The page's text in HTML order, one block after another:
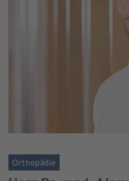
Orthopädie